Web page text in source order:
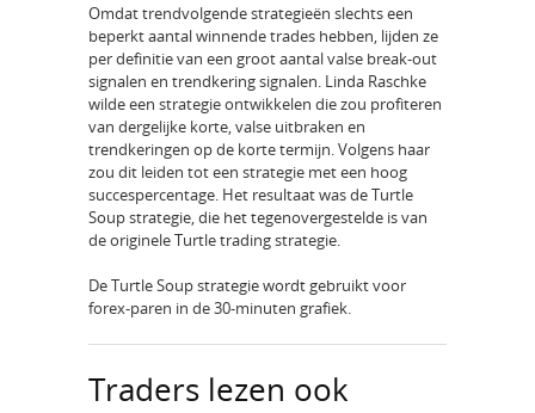
Omdat trendvolgende strategieën slechts een
beperkt aantal winnende trades hebben, lijden ze
per definitie van een groot aantal valse break-out
signalen en trendkering signalen. Linda Raschke
wilde een strategie ontwikkelen die zou profiteren
van dergelijke korte, valse uitbraken en
trendkeringen op de korte termijn. Volgens haar
zou dit leiden tot een strategie met een hoog
succespercentage. Het resultaat was de Turtle
Soup strategie, die het tegenovergestelde is van
de originele Turtle trading strategie.
De Turtle Soup strategie wordt gebruikt voor
forex-paren in de 30-minuten grafiek.
Traders lezen ook